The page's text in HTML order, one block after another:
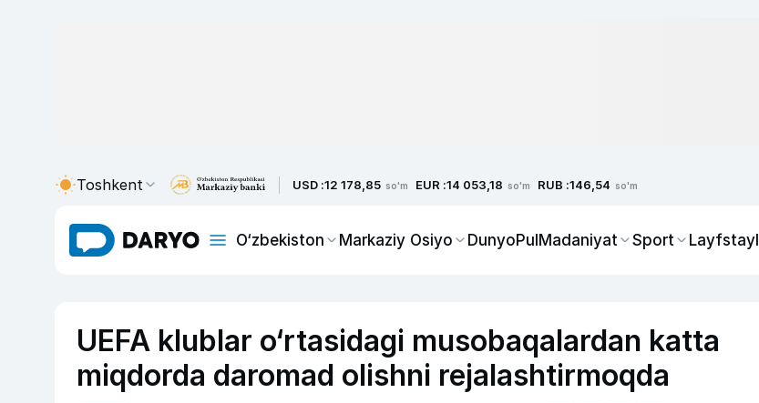
Toshkent USD :12 178,85 so'm EUR :14 053,18 so'm RUB :146,54 so'm
O‘zbekiston Markaziy Osiyo DunyoPulMadaniyat Sport Layfstayl
UEFA klublar o‘rtasidagi musobaqalardan katta
miqdorda daromad olishni rejalashtirmoqda